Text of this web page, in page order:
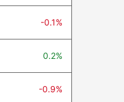
-0.1%
0.2%
-0.9%